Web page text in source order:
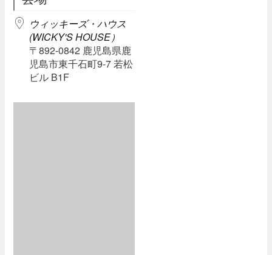
ウィッキーズ・ハウス
(WICKY'S HOUSE）
〒892-0842 鹿児島県鹿
児島市東千石町9-7 若松
ビル B1F